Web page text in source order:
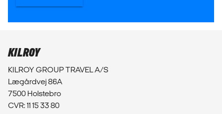
KILROY
KILROY GROUP TRAVEL A/S
Lægårdvej 86A
7500 Holstebro
CVR: 11 15 33 80